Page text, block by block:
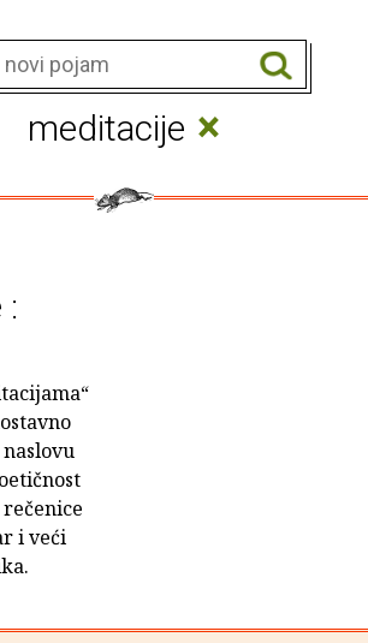
meditacije ×
naslovu
i veći